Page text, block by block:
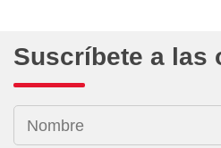
Suscríbete a las
Nombre